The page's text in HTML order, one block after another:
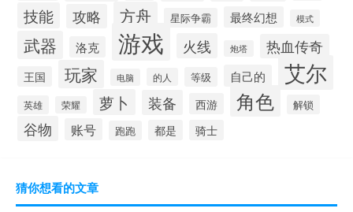
技能 攻略 方舟 星际争霸 最终幻想 模式
武器 洛克 游戏 火线 炮塔 热血传奇
王国 玩家 电脑 的人 等级 自己的 艾尔
英雄 荣耀 萝卜 装备 西游 角色 解锁
谷物 账号 跑跑 都是 骑士
猜你想看的文章